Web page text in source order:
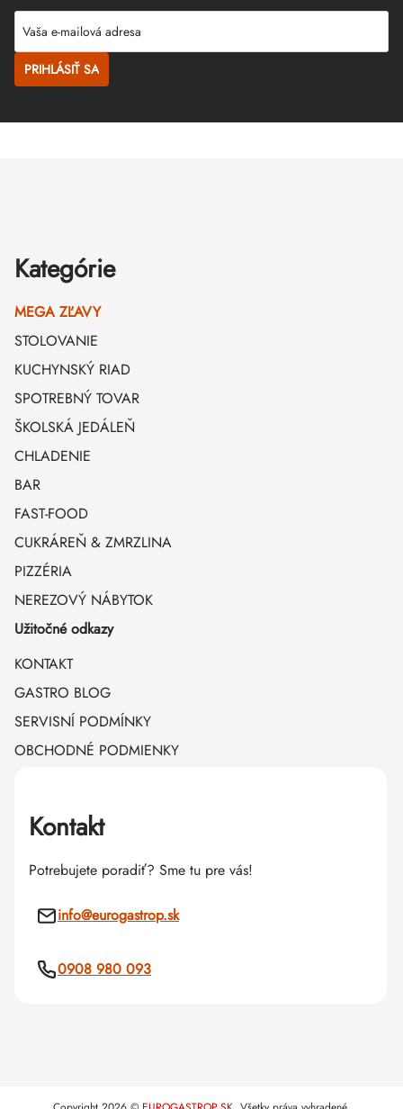
PRIHLÁSIŤ SA
Kategórie
MEGA ZĽAVY
STOLOVANIE
KUCHYNSKÝ RIAD
SPOTREBNÝ TOVAR
ŠKOLSKÁ JEDÁLEŇ
CHLADENIE
BAR
FAST-FOOD
CUKRÁREŇ & ZMRZLINA
PIZZÉRIA
NEREZOVÝ NÁBYTOK
Užitočné odkazy
KONTAKT
GASTRO BLOG
SERVISNÍ PODMÍNKY
OBCHODNÉ PODMIENKY
Kontakt
Potrebujete poradiť? Sme tu pre vás!
info@eurogastrop.sk
0908 980 093